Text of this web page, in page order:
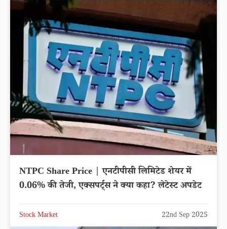
NTPC Share Price | एनटीपीसी लिमिटेड शेयर में
0.06% की तेजी, एक्सपर्ट्स ने क्या कहा? लेटेस्ट अपडेट
Stock Market 22nd Sep 2025